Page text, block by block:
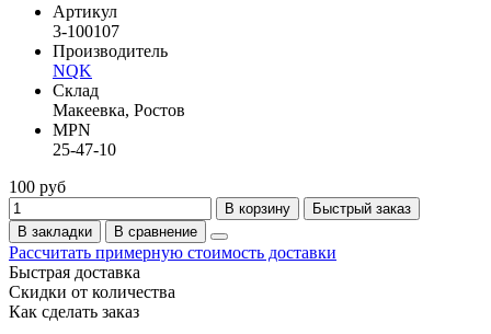
Артикул
3-100107
Производитель
NQK
Склад
Макеевка, Ростов
MPN
25-47-10
100 руб
В корзину
Быстрый заказ
В закладки
В сравнение
Рассчитать примерную стоимость доставки
Быстрая доставка
Скидки от количества
Как сделать заказ